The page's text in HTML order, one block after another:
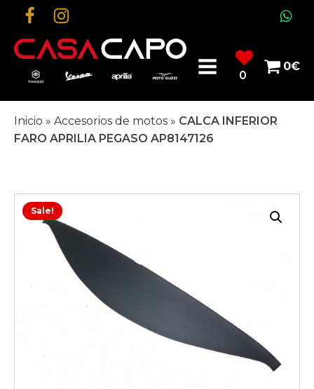
0
0€
Inicio » Accesorios de motos » CALCA INFERIOR
FARO APRILIA PEGASO AP8147126
Sale!